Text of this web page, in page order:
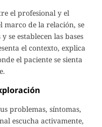
el profesional y el
marco de la relación, se
se establecen las bases
el contexto, explica
el paciente se sienta
problemas, síntomas,
escucha activamente,